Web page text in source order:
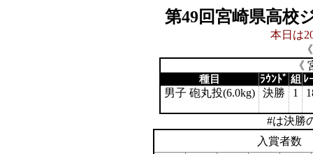
第49回宮崎県高校
本日は
《
種目 ﾗｳﾝﾄﾞ 組 ﾚ
男子 砲丸投(6.0kg) 決勝 1
#は決勝
入賞者数